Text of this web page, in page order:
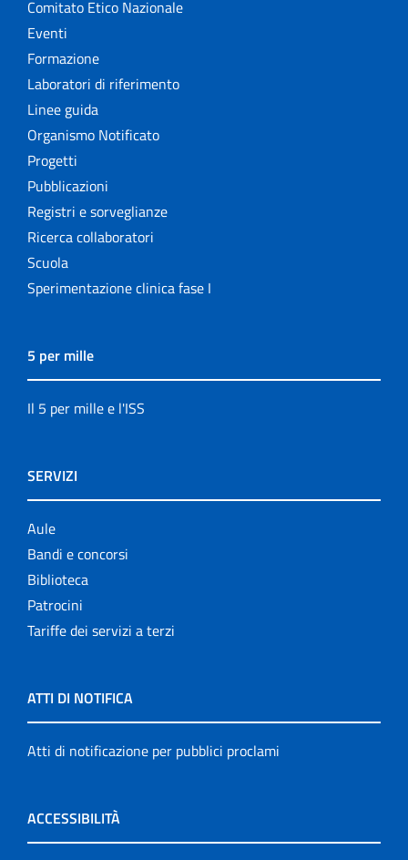
Comitato Etico Nazionale
Eventi
Formazione
Laboratori di riferimento
Linee guida
Organismo Notificato
Progetti
Pubblicazioni
Registri e sorveglianze
Ricerca collaboratori
Scuola
Sperimentazione clinica fase I
5 per mille
Il 5 per mille e l'ISS
SERVIZI
Aule
Bandi e concorsi
Biblioteca
Patrocini
Tariffe dei servizi a terzi
ATTI DI NOTIFICA
Atti di notificazione per pubblici proclami
ACCESSIBILITÀ